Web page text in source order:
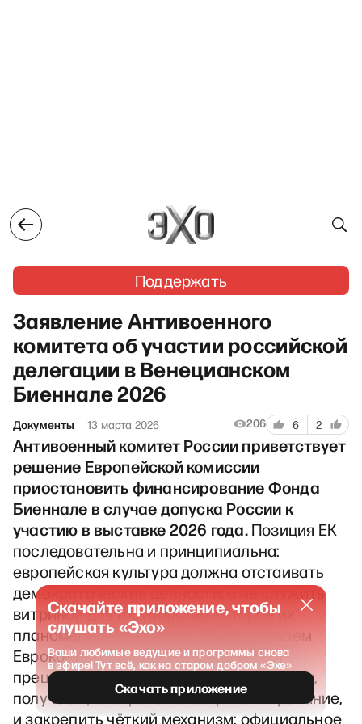
Поддержать
Заявление Антивоенного
комитета об участии российской
делегации в Венецианском
Биеннале 2026
Документы 13 марта 2026 206 6 2
Антивоенный комитет России приветствует
решение Европейской комиссии
приостановить финансирование Фонда
Биеннале в случае допуска России к
участию в выставке 2026 года.Позиция ЕК
последовательна и принципиальна:
европейская культура должна отстаивать
демократические ценности, а не служить
витриной для государства, которое их
планомерно уничтожает. Мы призываем
Еврокомиссию распространить этот
прецедент на все культурные институты,
получающие европейское финансирование,
и закрепить чёткий механизм: официальное
Скачайте приложение, чтобы
слушать «Эхо»
Ваши любимые ведущие и программы снова
в эфире! Тут всё, как на старом добром «Эхе»
Скачать приложение